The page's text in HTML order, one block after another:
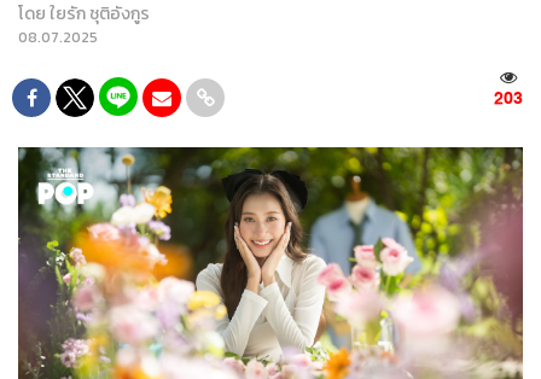
โดยใยรัก ชุติอังกูร
08.07.2025
203